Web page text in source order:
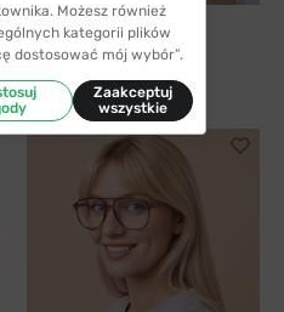
SIYU
SIYU 1990 C1
Możesz również
kategorii plików
dostosować mój wybór”.
Zaakceptuj
wszystkie